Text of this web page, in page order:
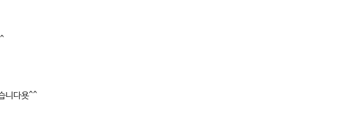
니다욧^^